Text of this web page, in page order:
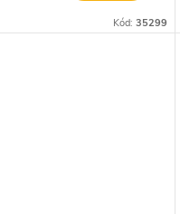
Kód: 35299